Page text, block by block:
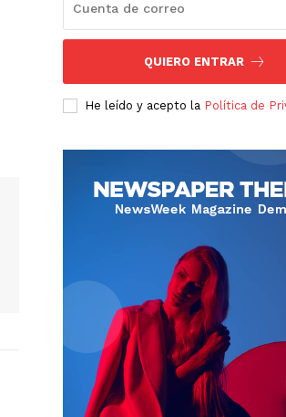
QUIERO ENTRAR
He leído y acepto la Política de